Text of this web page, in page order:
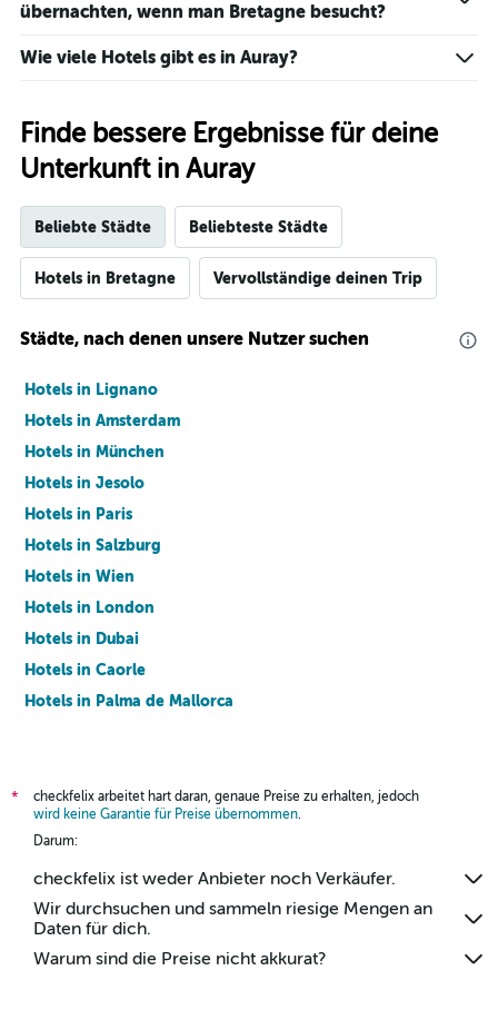
übernachten, wenn man Bretagne besucht?
Wie viele Hotels gibt es in Auray?
Finde bessere Ergebnisse für deine
Unterkunft in Auray
Beliebte Städte Beliebteste Städte
Hotels in Bretagne Vervollständige deinen Trip
Städte, nach denen unsere Nutzer suchen
Hotels in Lignano
Hotels in Amsterdam
Hotels in München
Hotels in Jesolo
Hotels in Paris
Hotels in Salzburg
Hotels in Wien
Hotels in London
Hotels in Dubai
Hotels in Caorle
Hotels in Palma de Mallorca
*
checkfelix arbeitet hart daran, genaue Preise zu erhalten, jedoch
wird keine Garantie für Preise übernommen.
Darum:
checkfelix ist weder Anbieter noch Verkäufer.
Wir durchsuchen und sammeln riesige Mengen an
Daten für dich.
Warum sind die Preise nicht akkurat?